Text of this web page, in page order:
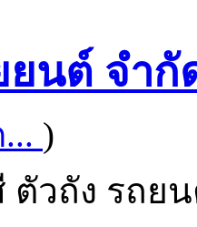
นต์ จำกั
)
วถัง รถย